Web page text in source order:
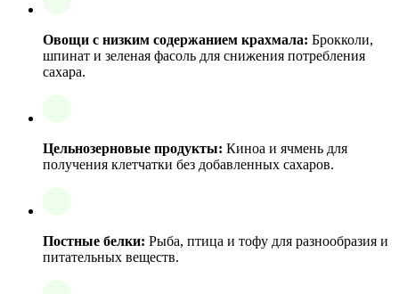
Овощи с низким содержанием крахмала: Брокколи,
шпинат и зеленая фасоль для снижения потребления
сахара.
Цельнозерновые продукты: Киноа и ячмень для
получения клетчатки без добавленных сахаров.
Постные белки: Рыба, птица и тофу для разнообразия и
питательных веществ.